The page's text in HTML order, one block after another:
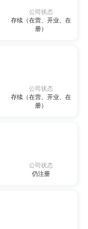
公司状态
存续（在营、开业、在
册）
公司状态
存续（在营、开业、在
册）
公司状态
仍注册